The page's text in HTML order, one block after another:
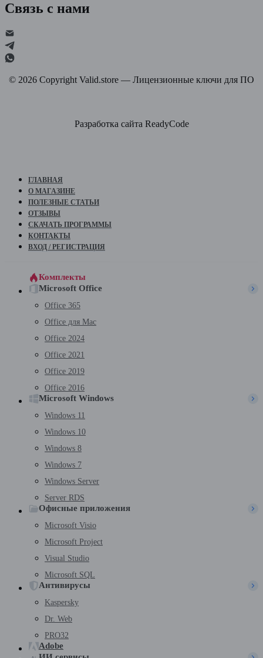
Связь с нами
© 2026 Copyright Valid.store — Лицензионные ключи для ПО
Разработка сайта ReadyCode
ГЛАВНАЯ
О МАГАЗИНЕ
ПОЛЕЗНЫЕ СТАТЬИ
ОТЗЫВЫ
СКАЧАТЬ ПРОГРАММЫ
КОНТАКТЫ
ВХОД / РЕГИСТРАЦИЯ
Комплекты
Microsoft Office
Office 365
Office для Mac
Office 2024
Office 2021
Office 2019
Office 2016
Microsoft Windows
Windows 11
Windows 10
Windows 8
Windows 7
Windows Server
Server RDS
Офисные приложения
Microsoft Visio
Microsoft Project
Visual Studio
Microsoft SQL
Антивирусы
Kaspersky
Dr. Web
PRO32
Adobe